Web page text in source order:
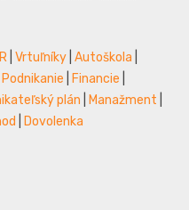
Vrtuľníky Autoškola
Podnikanie Financie
plán Manažment
Dovolenka